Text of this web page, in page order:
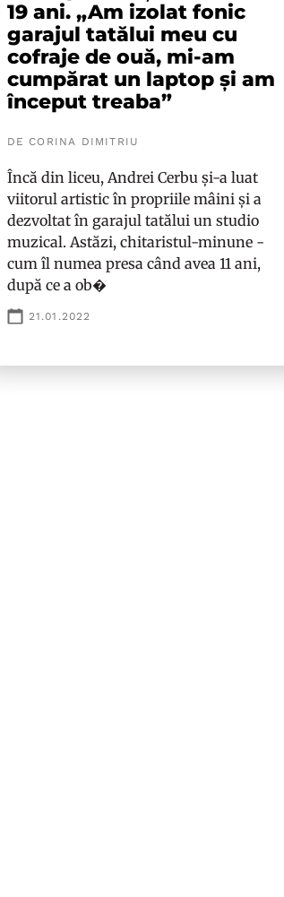
19 ani. „Am izolat fonic
garajul tatălui meu cu
cofraje de ouă, mi-am
cumpărat un laptop și am
început treaba”
DE CORINA DIMITRIU
Încă din liceu, Andrei Cerbu și-a luat
viitorul artistic în propriile mâini și a
dezvoltat în garajul tatălui un studio
muzical. Astăzi, chitaristul-minune -
cum îl numea presa când avea 11 ani,
după ce a ob�
21.01.2022